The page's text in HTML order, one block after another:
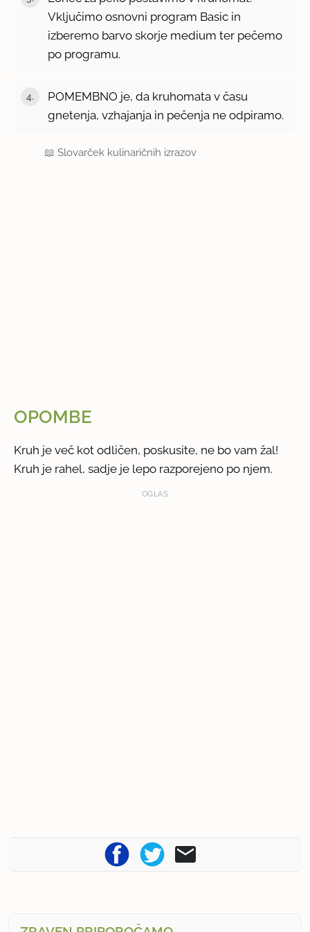
Vključimo osnovni program Basic in
izberemo barvo skorje medium ter pečemo
po programu.
POMEMBNO je, da kruhomata v času
gnetenja, vzhajanja in pečenja ne odpiramo.
📖Slovarček kulinaričnih izrazov
OPOMBE
Kruh je več kot odličen, poskusite, ne bo vam žal!
Kruh je rahel, sadje je lepo razporejeno po njem.
OGLAS